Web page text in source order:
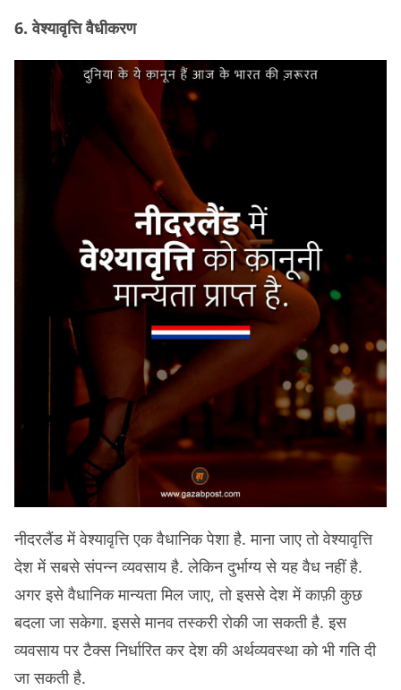
6. वेश्यावृत्ति वैधीकरण
नीदरलैंड में वेश्यावृत्ति एक वैधानिक पेशा है. माना जाए तो वेश्यावृत्ति
देश में सबसे संपन्न व्यवसाय है. लेकिन दुर्भाग्य से यह वैध नहीं है.
अगर इसे वैधानिक मान्यता मिल जाए, तो इससे देश में काफ़ी कुछ
बदला जा सकेगा. इससे मानव तस्करी रोकी जा सकती है. इस
व्यवसाय पर टैक्स निर्धारित कर देश की अर्थव्यवस्था को भी गति दी
जा सकती है.